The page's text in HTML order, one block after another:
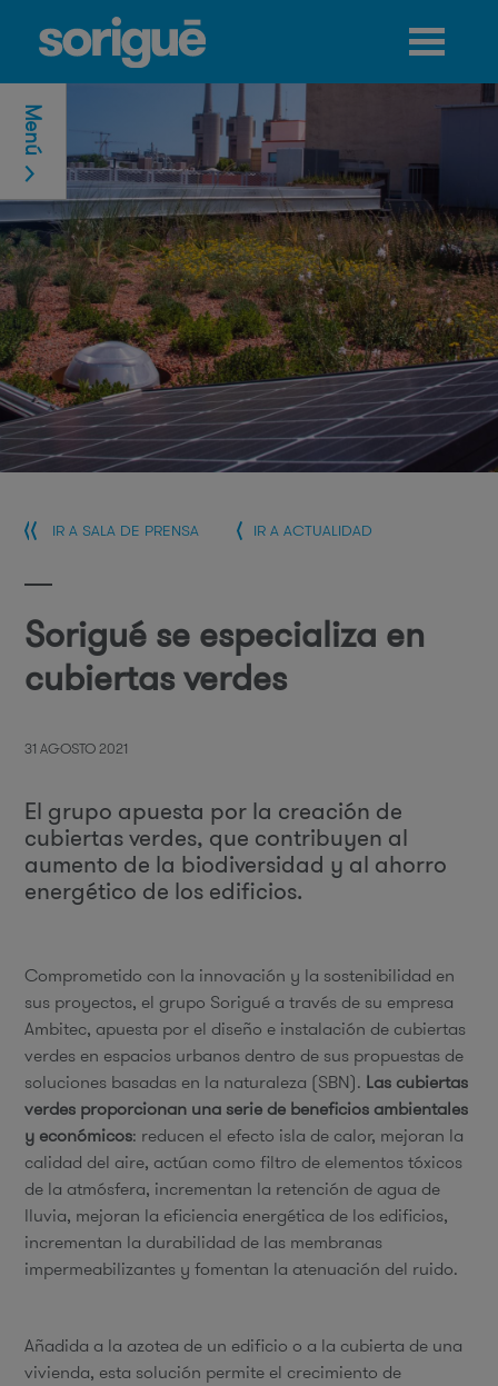
Jump to navigation
IR A SALA DE PRENSA IR A ACTUALIDAD
Sorigué se especializa en
cubiertas verdes
31 AGOSTO 2021
El grupo apuesta por la creación de
cubiertas verdes, que contribuyen al
aumento de la biodiversidad y al ahorro
energético de los edificios.
Comprometido con la innovación y la sostenibilidad en
sus proyectos, el grupo Sorigué a través de su empresa
Ambitec, apuesta por el diseño e instalación de cubiertas
verdes en espacios urbanos dentro de sus propuestas de
soluciones basadas en la naturaleza (SBN). Las cubiertas
verdes proporcionan una serie de beneficios ambientales
y económicos: reducen el efecto isla de calor, mejoran la
calidad del aire, actúan como filtro de elementos tóxicos
de la atmósfera, incrementan la retención de agua de
lluvia, mejoran la eficiencia energética de los edificios,
incrementan la durabilidad de las membranas
impermeabilizantes y fomentan la atenuación del ruido.
Añadida a la azotea de un edificio o a la cubierta de una
vivienda, esta solución permite el crecimiento de
Menú